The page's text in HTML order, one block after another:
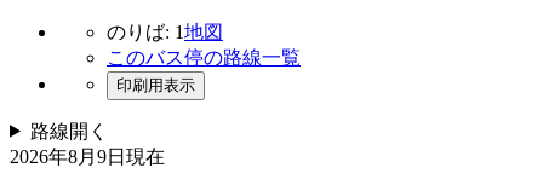
のりば: 1地図
このバス停の路線一覧
印刷用表示
路線開く
2026年8月9日 現在